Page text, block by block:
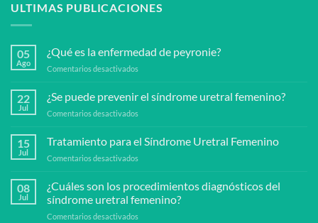
ULTIMAS PUBLICACIONES
05
Ago
¿Qué es la enfermedad de peyronie?
Comentarios desactivados
la
enfermedad
peyronie?
22
Jul
¿Se puede prevenir el síndrome uretral femenino?
Comentarios desactivados
puede
prevenir
el
uretral
femenino?
15
Jul
Tratamiento para el Síndrome Uretral Femenino
Comentarios desactivados
el
Síndrome
Uretral
08
Jul
¿Cuáles son los procedimientos diagnósticos del
síndrome uretral femenino?
Comentarios desactivados